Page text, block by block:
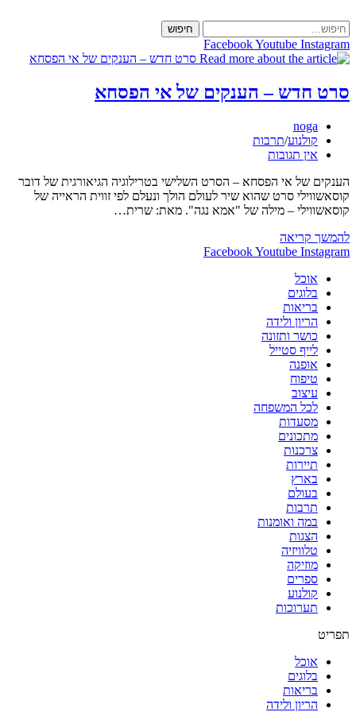
to
content
חיפוש
FacebookYoutube Instagram
סרט חדש – הענקים של אי הפסחא
מחבר:
noga
קטגוריה:
קולנוע/תרבות
תגובות:
אין תגובות
הענקים של אי הפסחא – הסרט השלישי בטרילוגיה הגיאורגית של דובר
קוסאשווילי סרט שהוא שיר לעולם הולך ונעלם לפי זווית הראייה של
קוסאשווילי – מילה של "אמא נגה". מאת: שרית…
להמשך קריאהסרט
חדש
הפסחא
FacebookYoutube Instagram
אוכל
בלוגים
בריאות
הריון ולידה
כושר ותזונה
לייף סטייל
אופנה
טיפוח
עיצוב
לכל המשפחה
מסעדות
מתכונים
צרכנות
תיירות
בארץ
בעולם
תרבות
במה ואומנות
הצגות
טלוויזיה
מוזיקה
ספרים
קולנוע
תערוכות
תפריט
אוכל
בלוגים
בריאות
הריון ולידה